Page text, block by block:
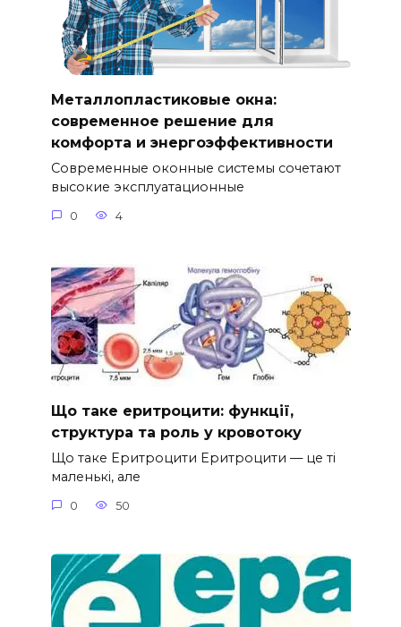
Металлопластиковые окна:
современное решение для
комфорта и энергоэффективности
Современные оконные системы сочетают
высокие эксплуатационные
0 4
Що таке еритроцити: функції,
структура та роль у кровотоку
Що таке Еритроцити Еритроцити — це ті
маленькі, але
0 50